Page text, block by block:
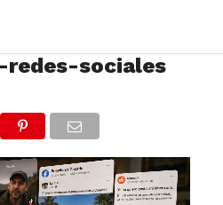
sociales